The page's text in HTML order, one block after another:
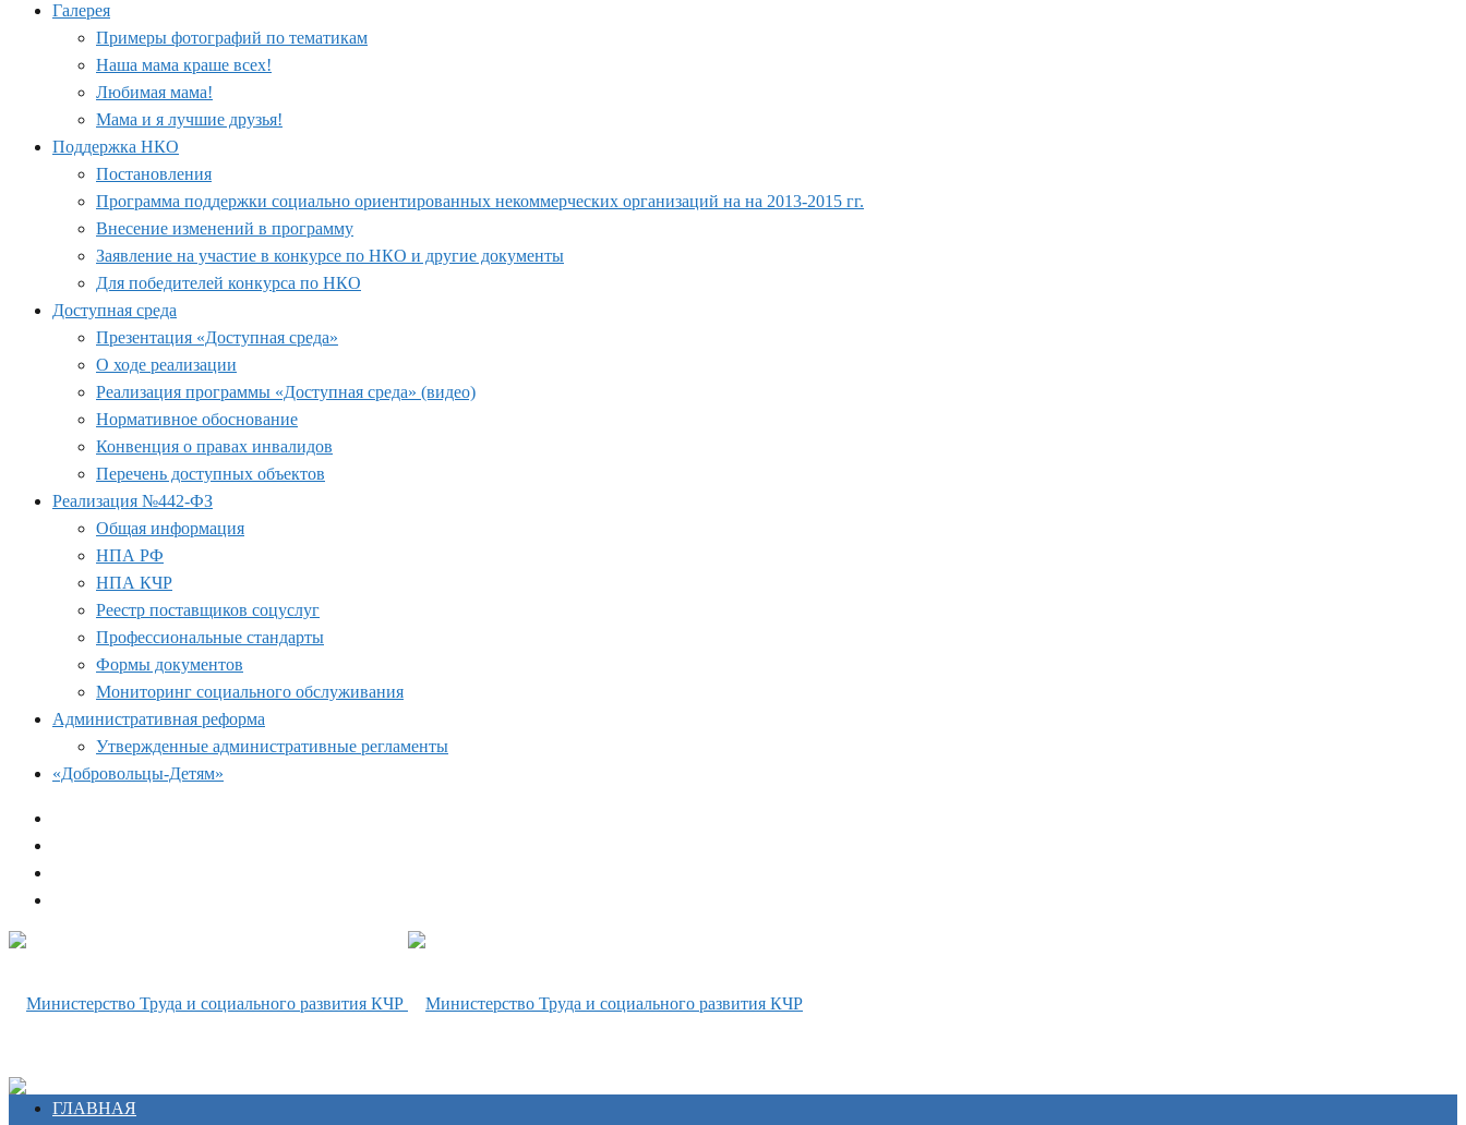
Галерея
Примеры фотографий по тематикам
Наша мама краше всех!
Любимая мама!
Мама и я лучшие друзья!
Поддержка НКО
Постановления
Программа поддержки социально ориентированных некоммерческих организаций на на 2013-2015 гг.
Внесение изменений в программу
Заявление на участие в конкурсе по НКО и другие документы
Для победителей конкурса по НКО
Доступная среда
Презентация «Доступная среда»
О ходе реализации
Реализация программы «Доступная среда» (видео)
Нормативное обоснование
Конвенция о правах инвалидов
Перечень доступных объектов
Реализация №442-ФЗ
Общая информация
НПА РФ
НПА КЧР
Реестр поставщиков соцуслуг
Профессиональные стандарты
Формы документов
Мониторинг социального обслуживания
Административная реформа
Утвержденные административные регламенты
«Добровольцы-Детям»
ГЛАВНАЯ